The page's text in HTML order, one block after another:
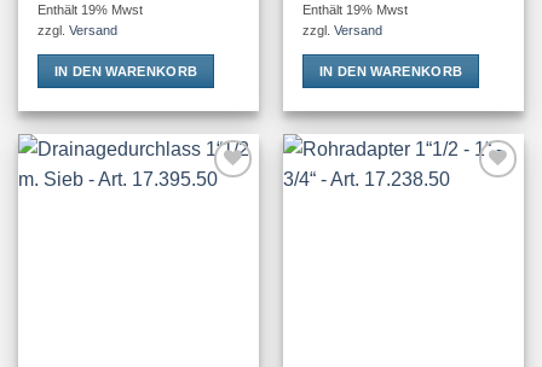
Enthält 19% Mwst
zzgl.Versand
IN DEN WARENKORB
Enthält 19% Mwst
zzgl.Versand
IN DEN WARENKORB